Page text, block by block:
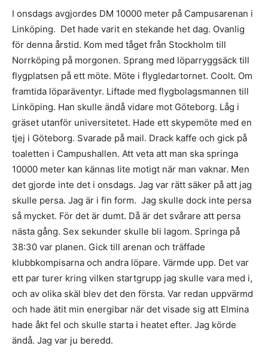
I onsdags avgjordes DM 10000 meter på Campusarenan i
Linköping. Det hade varit en stekande het dag. Ovanlig
för denna årstid. Kom med tåget från Stockholm till
Norrköping på morgonen. Sprang med löparryggsäck till
flygplatsen på ett möte. Möte i flygledartornet. Coolt. Om
framtida löparäventyr. Liftade med flygbolagsmannen till
Linköping. Han skulle ändå vidare mot Göteborg. Låg i
gräset utanför universitetet. Hade ett skypemöte med en
tjej i Göteborg. Svarade på mail. Drack kaffe och gick på
toaletten i Campushallen. Att veta att man ska springa
10000 meter kan kännas lite motigt när man vaknar. Men
det gjorde inte det i onsdags. Jag var rätt säker på att jag
skulle persa. Jag är i fin form. Jag skulle dock inte persa
så mycket. För det är dumt. Då är det svårare att persa
nästa gång. Sex sekunder skulle bli lagom. Springa på
38:30 var planen. Gick till arenan och träffade
klubbkompisarna och andra löpare. Värmde upp. Det var
ett par turer kring vilken startgrupp jag skulle vara med i,
och av olika skäl blev det den första. Var redan uppvärmd
och hade ätit min energibar när det visade sig att Elmina
hade åkt fel och skulle starta i heatet efter. Jag körde
ändå. Jag var ju beredd.